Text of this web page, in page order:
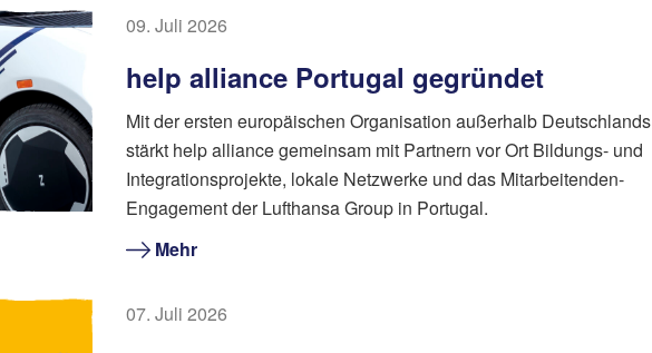
09. Juli 2026
help alliance Portugal gegründet
Mit der ersten europäischen Organisation außerhalb Deutschlands
stärkt help alliance gemeinsam mit Partnern vor Ort Bildungs- und
Integrationsprojekte, lokale Netzwerke und das Mitarbeitenden-
Engagement der Lufthansa Group in Portugal.
Mehr
07. Juli 2026